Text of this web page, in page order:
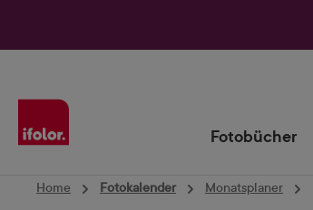
Fotobücher
Home Fotokalender Monatsplaner